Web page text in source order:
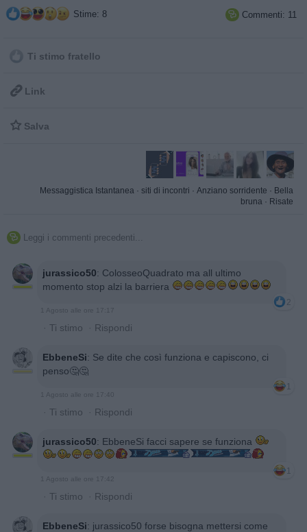
Stime: 8  Commenti: 11
Ti stimo fratello
 Link
 Salva
Messaggistica Istantanea · siti di incontri · Anziano sorridente · Bella
bruna · Risate
 Leggi i commenti precedenti...
jurassico50: ColosseoQuadrato ma all ultimo
momento stop alzi la barriera
2
1 Agosto alle ore 17:17
· Ti stimo · Rispondi
EbbeneSi: Se dite che così funziona e capiscono, ci
penso🤔🤔
1
1 Agosto alle ore 17:40
· Ti stimo · Rispondi
jurassico50: EbbeneSi facci sapere se funziona
1
1 Agosto alle ore 17:42
· Ti stimo · Rispondi
EbbeneSi: jurassico50 forse bisogna mettersi come